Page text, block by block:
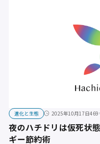
進化と生態 2025年10月17日469
夜のハチドリは仮死状
ギー節約術